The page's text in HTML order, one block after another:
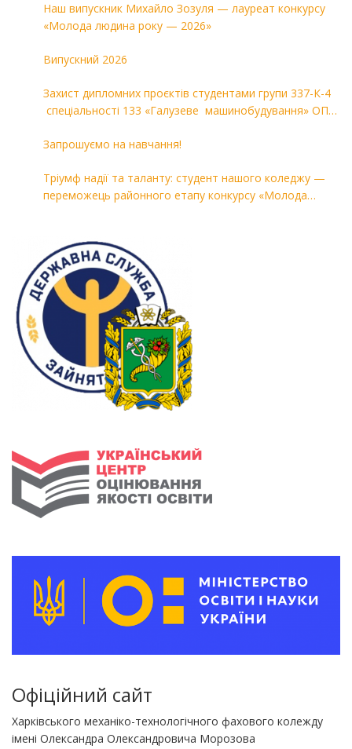
Наш випускник Михайло Зозуля — лауреат конкурсу
«Молода людина року — 2026»
Випускний 2026
Захист дипломних проєктів студентами групи 337-К-4
спеціальності 133 «Галузеве машинобудування» ОПП
Запрошуємо на навчання!
Тріумф надії та таланту: студент нашого коледжу —
переможець районного етапу конкурсу «Молода
Офіційний сайт
Харківського механіко-технологічного фахового колежду
імені Олександра Олександровича Морозова